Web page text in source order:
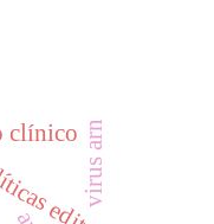
clínico virus arn